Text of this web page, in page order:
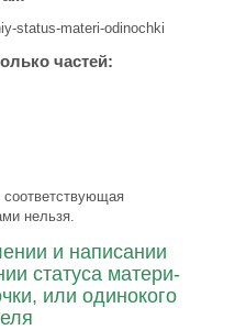
частей:
соответствующая
нельзя.
и написании
статуса матери-
или одинокого